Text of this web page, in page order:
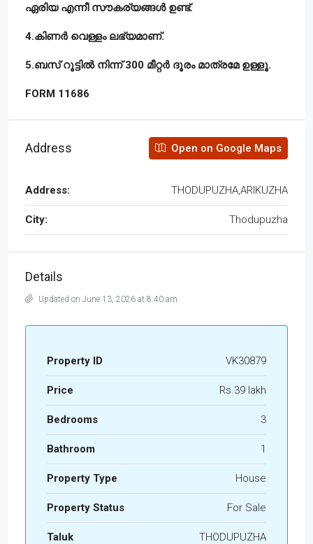
ഏരിയ എന്നീ സൗകര്യങ്ങൾ ഉണ്ട്.
4.കിണർ വെള്ളം ലഭ്യമാണ്.
5.ബസ് റൂട്ടിൽ നിന്ന് 300 മീറ്റർ ദൂരം മാത്രമേ ഉള്ളൂ.
FORM 11686
Address Open on Google Maps
Address: THODUPUZHA,ARIKUZHA
City: Thodupuzha
Details
Updated on June 13, 2026 at 8:40 am
Property ID VK30879
Price Rs.39 lakh
Bedrooms 3
Bathroom 1
Property Type House
Property Status For Sale
Taluk THODUPUZHA